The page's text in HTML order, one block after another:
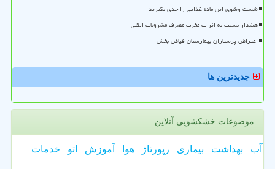
شست وشوی این ماده غذایی را جدی بگیرید
هشدار نسبت به اثرات مخرب مصرف مشروبات الکلی
اعتراض پرستاران بیمارستان فیاض بخش
جدیدترین ها
موضوعات خشکشویی آنلاین
آب بهداشت بیماری رپورتاژ هوا آموزش اتو خدمات